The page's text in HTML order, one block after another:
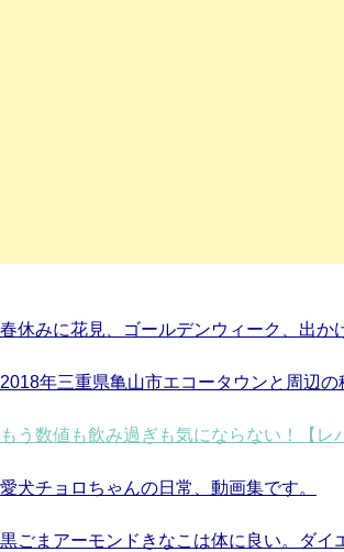
春休みに花見、ゴールデンウィーク、出か
2018年三重県亀山市エコータウンと周辺の
もう数値も飲み過ぎも気にならない！【レ
愛犬チョロちゃんの日常、動画集です。
黒ごまアーモンドきなこは体に良い。ダイ